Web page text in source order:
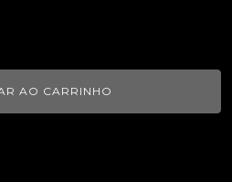
AO CARRINHO